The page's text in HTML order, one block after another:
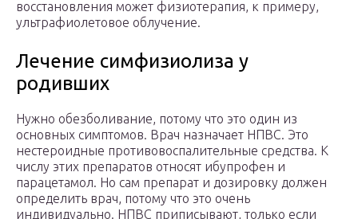
восстановления может физиотерапия, к примеру,
ультрафиолетовое облучение.
Лечение симфизиолиза у
родивших
Нужно обезболивание, потому что это один из
основных симптомов. Врач назначает НПВС. Это
нестероидные противовоспалительные средства. К
числу этих препаратов относят ибупрофен и
парацетамол. Но сам препарат и дозировку должен
определить врач, потому что это очень
индивидуально. НПВС приписывают, только если